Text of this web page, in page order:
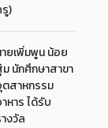
)
ยเพิ่มพูน น้อย
นักศึกษาสาขา
สาหกรรม
หาร ได้รับ
งวัล